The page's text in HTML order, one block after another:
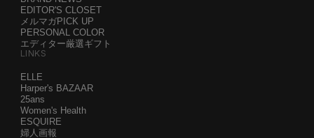
EDITOR'S CLOSET
メルマガPICK UP
PERSONAL COLOR
エディター厳選ギフト
LINKS
ELLE
Harper's BAZAAR
25ans
Women's Health
ESQUIRE
婦人画報